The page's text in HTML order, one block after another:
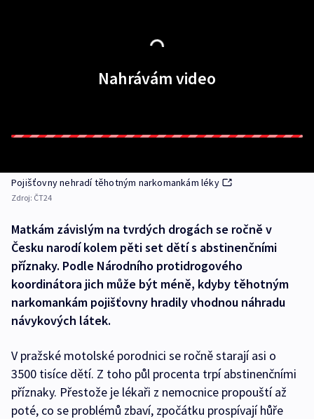
Nahrávám video
Pojišťovny nehradí těhotným narkomankám léky
Zdroj: ČT24
Matkám závislým na tvrdých drogách se ročně v
Česku narodí kolem pěti set dětí s abstinenčními
příznaky. Podle Národního protidrogového
koordinátora jich může být méně, kdyby těhotným
narkomankám pojišťovny hradily vhodnou náhradu
návykových látek.
V pražské motolské porodnici se ročně starají asi o
3500 tisíce dětí. Z toho půl procenta trpí abstinenčními
příznaky. Přestože je lékaři z nemocnice propouští až
poté, co se problémů zbaví, zpočátku prospívají hůře